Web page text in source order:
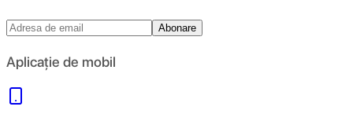
Abonare
Aplicație de mobil